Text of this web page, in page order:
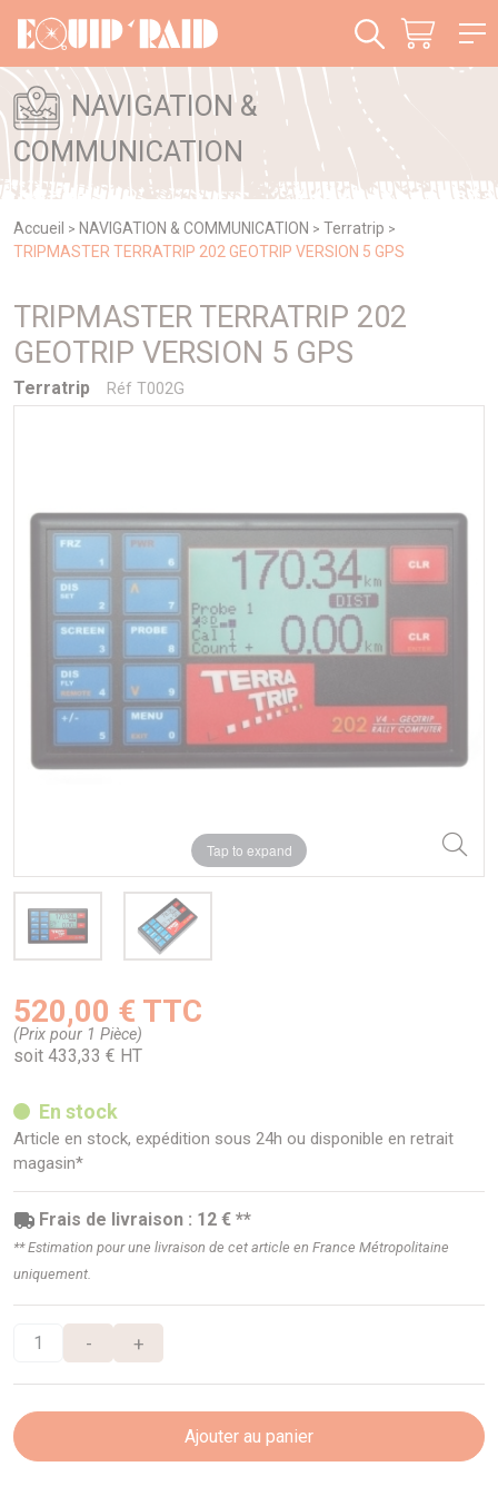
NAVIGATION &
COMMUNICATION
Accueil > NAVIGATION & COMMUNICATION > Terratrip >
TRIPMASTER TERRATRIP 202 GEOTRIP VERSION 5 GPS
TRIPMASTER TERRATRIP 202
GEOTRIP VERSION 5 GPS
Terratrip Réf T002G
Tap to expand
520,00 € TTC
(Prix pour 1 Pièce)
soit 433,33 € HT
En stock
Article en stock, expédition sous 24h ou disponible en retrait
magasin*
Frais de livraison : 12 € **
** Estimation pour une livraison de cet article en France Métropolitaine
uniquement.
- +
Ajouter au panier
Panneau de gestion des cookies